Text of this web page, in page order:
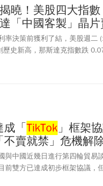
曉！美股四大指
「中國客製」晶片
率決策前獲利了結，美股週二
歷史新高，那斯達克指數跌
成「TikTok 」框架
賣就禁」危機解
與中國近幾日進行第四輪貿易
前雙方已達成初步框架協議，